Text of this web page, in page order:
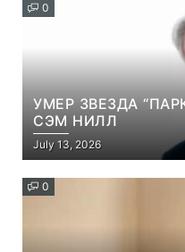
0
УМЕР ЗВЕЗДА
СЭМ НИЛЛ
July 13, 2026
0